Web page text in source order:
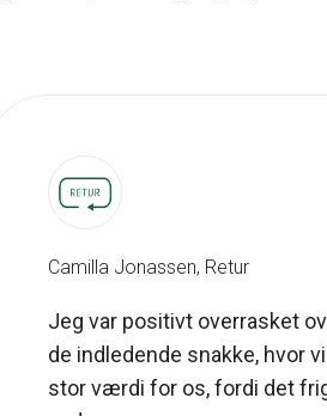
Camilla Jonassen, Retur
Jeg var positivt overrasket
de indledende snakke, hvor
stor værdi for os, fordi det